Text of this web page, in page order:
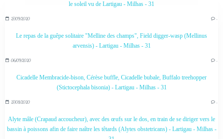
le soleil vu de Lartigau - Milhas - 31
27/09/2020 …
Le repas de la guêpe solitaire "Melline des champs", Field digger-wasp (Mellinus
arvensis) - Lartigau - Milhas - 31
06/09/2020 …
Cicadelle Membracide-bison, Cérèse buffle, Cicadelle bubale, Buffalo treehopper
(Stictocephala bisonia) - Lartigau - Milhas - 31
27/08/2020 …
Alyte mâle (Crapaud accoucheur), avec des œufs sur le dos, en train de se diriger vers le
bassin à poissons afin de faire naître les têtards (Alytes obstetricans) - Lartigau - Milhas -